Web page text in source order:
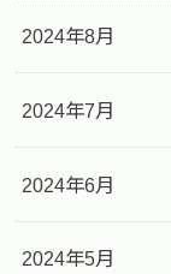
2024年8月
2024年7月
2024年6月
2024年5月